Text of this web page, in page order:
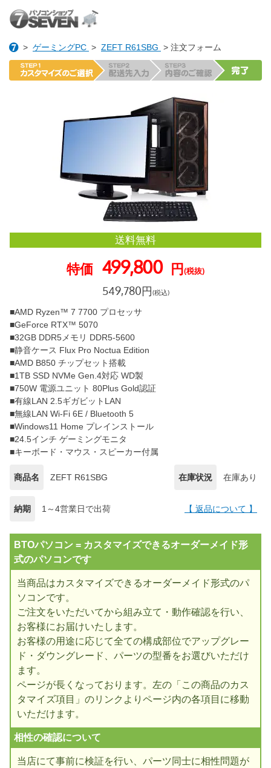
> ゲーミングPC > ZEFT R61SBG > 注文フォーム
送料無料
特価 499,800 円(税抜)
549,780円(税込)
■AMD Ryzen™ 7 7700 プロセッサ
■GeForce RTX™ 5070
■32GB DDR5メモリ DDR5-5600
■静音ケース Flux Pro Noctua Edition
■AMD B850 チップセット搭載
■1TB SSD NVMe Gen.4対応 WD製
■750W 電源ユニット 80Plus Gold認証
■有線LAN 2.5ギガビットLAN
■無線LAN Wi-Fi 6E / Bluetooth 5
■Windows11 Home プレインストール
■24.5インチ ゲーミングモニタ
■キーボード・マウス・スピーカー付属
商品名 ZEFT R61SBG 在庫状況 在庫あり
納期 1～4営業日で出荷 【 返品について 】
BTOパソコン = カスタマイズできるオーダーメイド形
式のパソコンです
当商品はカスタマイズできるオーダーメイド形式のパ
ソコンです。
ご注文をいただいてから組み立て・動作確認を行い、
お客様にお届けいたします。
お客様の用途に応じて全ての構成部位でアップグレー
ド・ダウングレード、パーツの型番をお選びいただけ
ます。
ページが長くなっております。左の「この商品のカス
タマイズ項目」のリンクよりページ内の各項目に移動
いただけます。
相性の確認について
当店にて事前に検証を行い、パーツ同士に相性問題が